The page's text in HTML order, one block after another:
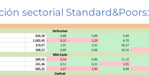
sectorial Standard&Poors: